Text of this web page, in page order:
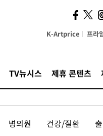
K-Artprice 프라
TV뉴시스 제휴 콘텐츠
병의원 건강/질환
사이
깨고